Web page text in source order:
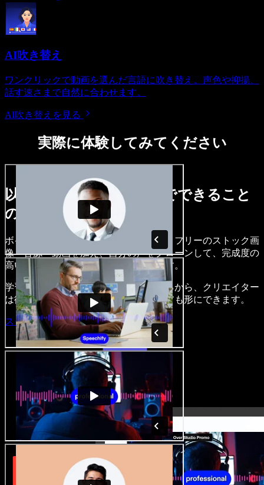
AI吹き替え
ワンクリックで動画を選んだ言語に吹き替え。声色や抑揚、
話す速さまで自然に合わせます。
AI吹き替えを見る
実際に体験してみてください
以下は、Speechify Studioでできること
のほんの一例です。
ボイスオーバーを作成し、ロイヤリティフリーのストック画
像・音源・動画を加え、自分の声をクローンして、完成度の
高い魅力的な音声・映像作品を作れます。
学習いらずでブラウザからすべて使えるから、クリエイター
は従来の制約を手放し、どんなアイデアも形にできます。
スタジオを開く